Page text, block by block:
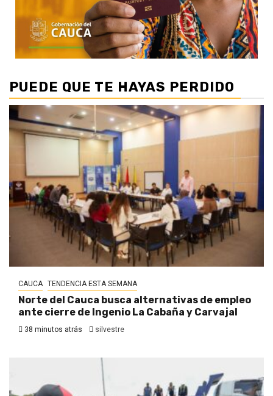
PUEDE QUE TE HAYAS PERDIDO
CAUCA TENDENCIA ESTA SEMANA
Norte del Cauca busca alternativas de empleo
ante cierre de Ingenio La Cabaña y Carvajal
38 minutos atrás silvestre